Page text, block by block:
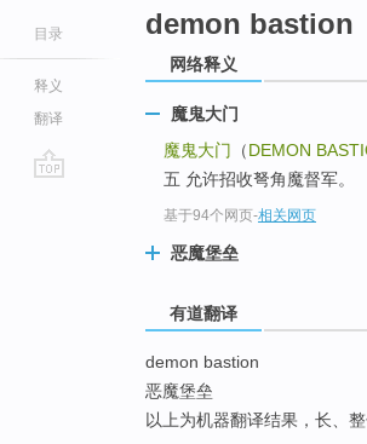
目录
释义
翻译
demon bastion
网络释义
魔鬼大门
魔鬼大门 （DEMON
五 允许招收弩角魔督军。
基于94个网页-相关网页
恶魔堡垒
有道翻译
demon bastion
恶魔堡垒
以上为机器翻译结果，长、